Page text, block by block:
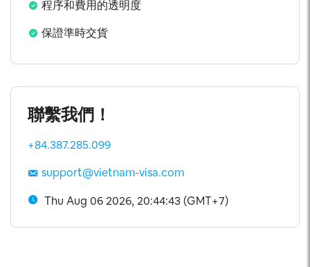
程序和費用的透明度
保證準時交貨
聯繫我們！
+84.387.285.099
support@vietnam-visa.com
Thu Aug 06 2026, 20:44:43 (GMT+7)